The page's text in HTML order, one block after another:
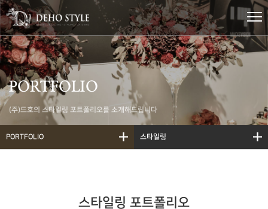
PORTFOLIO
(주)드호의 스타일링 포트폴리오를 소개해드립니다
PORTFOLIO 스타일링
스타일링 포트폴리오